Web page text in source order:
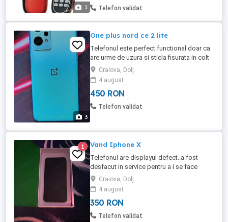
1 Telefon validat
3
One plus nord ce 2 lite
Telefonul este perfect functional doar ca
are urme de uzura si sticla fisurata in colt
dreapta sus.
Craiova, Dolj
4 august
450 RON
Telefon validat
1 Vand Iphone X
Telefonul are displayul defect..a fost
desfacut in service pentru a i se face
diagnosticarea. Se vinde pentru piese sau
se poate repara
Craiova, Dolj
4 august
350 RON
Telefon validat